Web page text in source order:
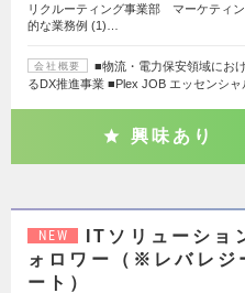
リクルーティング事業部 マーケティ
的な業務例 (1)…
会社概要
■物流・電力保安領域にお
るDX推進事業 ■Plex JOB エッセンシャ
興味あり
NEW
ITソリューショ
ォロワー（※レバレジ
ート）